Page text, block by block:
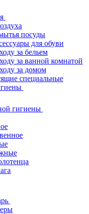
посуды
для обуви
за бельем
за ванной комнатой
за домом
специальные
гигиены